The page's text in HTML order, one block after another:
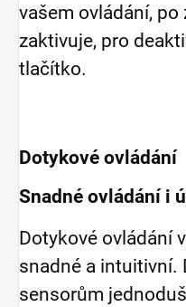
vašem ovládání,
zaktivuje, pro
tlačítko.
Dotykové ovládání
Snadné ovládání i
Dotykové ovládání
snadné a intuitivní.
sensorům